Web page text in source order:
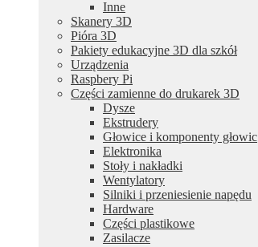
Inne
Skanery 3D
Pióra 3D
Pakiety edukacyjne 3D dla szkół
Urządzenia
Raspbery Pi
Części zamienne do drukarek 3D
Dysze
Ekstrudery
Głowice i komponenty głowic
Elektronika
Stoły i nakładki
Wentylatory
Silniki i przeniesienie napędu
Hardware
Części plastikowe
Zasilacze